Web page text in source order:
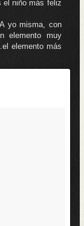
el niño más feliz
yo misma, con
elemento muy
elemento más